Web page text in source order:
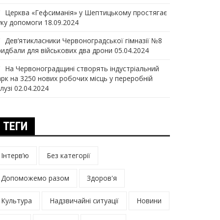
Церква «Гефсиманія» у Шептицькому простягає
допомоги 18.09.2024
Дев‘ятикласники Червоноградської гімназії №8
для військових два дрони 05.04.2024
На Червоноградщині створять індустріальний
на 3250 нових робочих місць у переробній
02.04.2024
ТЕГИ
Інтерв’ю Без категорії
Допоможемо разом Здоров'я
Культура Надзвичайні ситуації Новини